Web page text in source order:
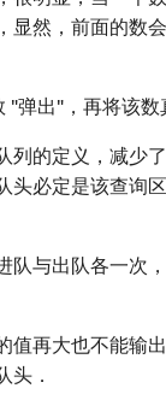
然，前面的数
出"，再将该数
的定义，减少
必定是该查询
队与出队各一次
值再大也不能输
头．